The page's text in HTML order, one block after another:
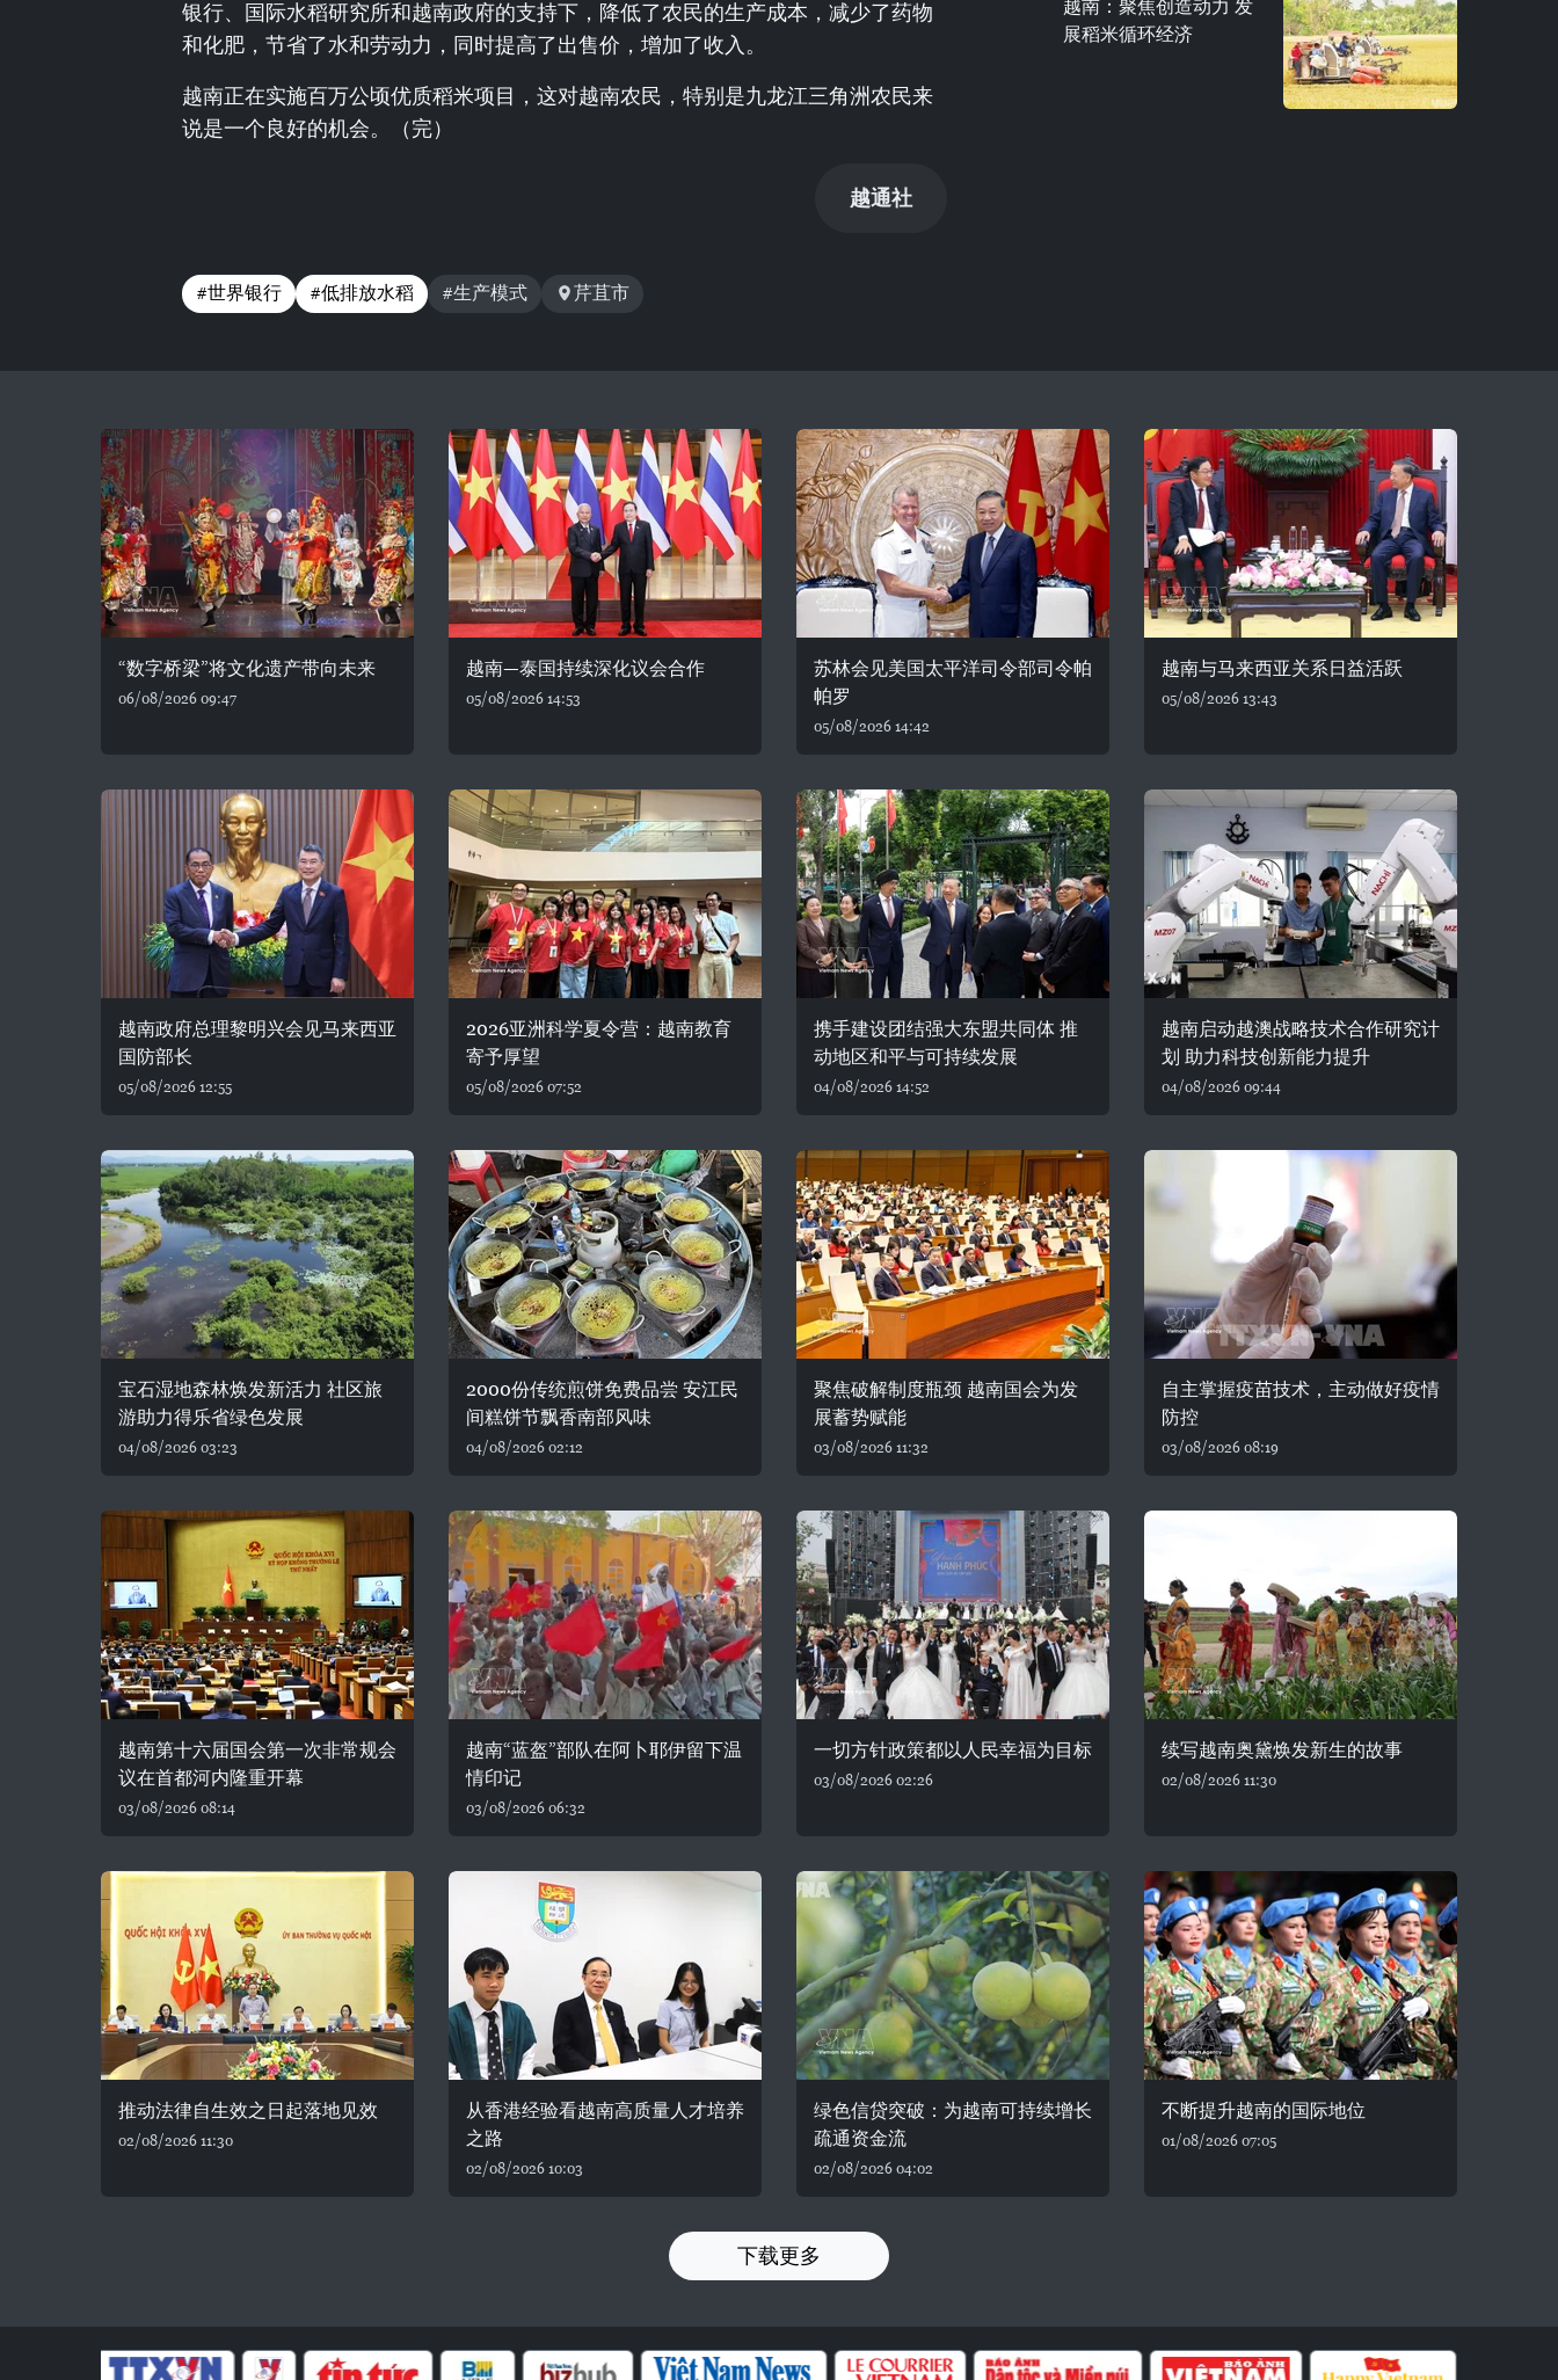
银行、国际水稻研究所和越南政府的支持下，降低了农民的生产成本，减少了药物
和化肥，节省了水和劳动力，同时提高了出售价，增加了收入。
越南正在实施百万公顷优质稻米项目，这对越南农民，特别是九龙江三角洲农民来
说是一个良好的机会。（完）
越通社
#世界银行 #低排放水稻 #生产模式 芹苴市
越南：聚焦创造动力 发
展稻米循环经济
“数字桥梁”将文化遗产带向未来
06/08/2026 09:47
越南—泰国持续深化议会合作
05/08/2026 14:53
苏林会见美国太平洋司令部司令帕
帕罗
05/08/2026 14:42
越南与马来西亚关系日益活跃
05/08/2026 13:43
越南政府总理黎明兴会见马来西亚
国防部长
05/08/2026 12:55
2026亚洲科学夏令营：越南教育
寄予厚望
05/08/2026 07:52
携手建设团结强大东盟共同体 推
动地区和平与可持续发展
04/08/2026 14:52
越南启动越澳战略技术合作研究计
划 助力科技创新能力提升
04/08/2026 09:44
宝石湿地森林焕发新活力 社区旅
游助力得乐省绿色发展
04/08/2026 03:23
2000份传统煎饼免费品尝 安江民
间糕饼节飘香南部风味
04/08/2026 02:12
聚焦破解制度瓶颈 越南国会为发
展蓄势赋能
03/08/2026 11:32
自主掌握疫苗技术，主动做好疫情
防控
03/08/2026 08:19
越南第十六届国会第一次非常规会
议在首都河内隆重开幕
03/08/2026 08:14
越南“蓝盔”部队在阿卜耶伊留下温
情印记
03/08/2026 06:32
一切方针政策都以人民幸福为目标
03/08/2026 02:26
续写越南奥黛焕发新生的故事
02/08/2026 11:30
推动法律自生效之日起落地见效
02/08/2026 11:30
从香港经验看越南高质量人才培养
之路
02/08/2026 10:03
绿色信贷突破：为越南可持续增长
疏通资金流
02/08/2026 04:02
不断提升越南的国际地位
01/08/2026 07:05
下载更多